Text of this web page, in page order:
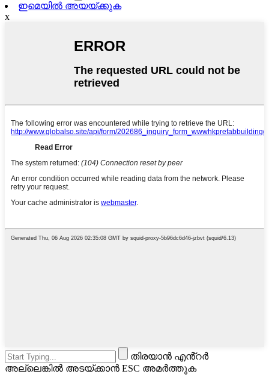
ഇമെയിൽ അയയ്ക്കുക
x
തിരയാൻ എൻ്റർ
അല്ലെങ്കിൽ അടയ്ക്കാൻ ESC അമർത്തുക